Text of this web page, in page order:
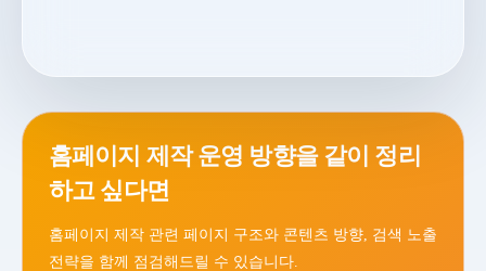
홈페이지 제작 운영 방향을 같이 정리
하고 싶다면
홈페이지 제작 관련 페이지 구조와 콘텐츠 방향, 검색 노출
전략을 함께 점검해드릴 수 있습니다.